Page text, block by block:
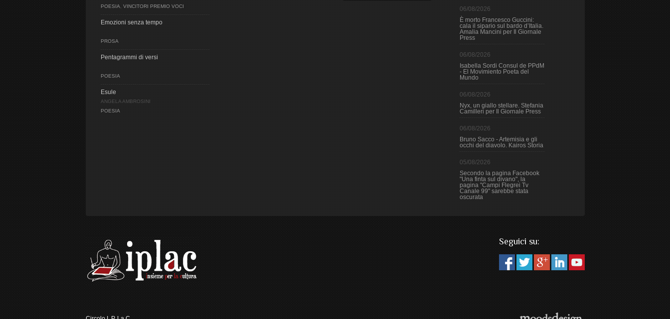
POESIA
VINCITORI PREMIO VOCI
Emozioni senza tempo
PROSA
Pentagrammi di versi
POESIA
Esule
ANGELA AMBROSINI
POESIA
06/08/2026
È morto Francesco Guccini:
cala il sipario sul bardo d’Italia.
Amalia Mancini per Il Giornale
Press
06/08/2026
Isabella Sordi Consul de PPdM
- El Movimiento Poeta del
Mundo
06/08/2026
Nyx, un giallo stellare. Stefania
Camilleri per Il Giornale Press
06/08/2026
Bruno Sacco - Artemisia e gli
occhi del diavolo. Kairos Storia
05/08/2026
Secondo la pagina Facebook
"Una finta sul divano", la
pagina "Campi Flegrei Tv
Canale 99" sarebbe stata
oscurata
Seguici su: